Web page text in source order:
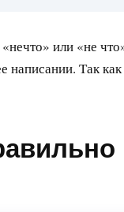
или «не
написании. Так